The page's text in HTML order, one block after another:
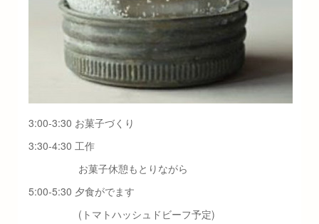
3:00-3:30 お菓子づくり
3:30-4:30 工作
お菓子休憩もとりながら
5:00-5:30 夕食がでます
(トマトハッシュドビーフ予定)